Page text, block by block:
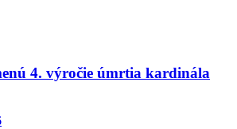
4. výročie úmrtia kardinála